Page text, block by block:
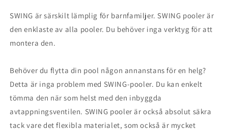
SWING är särskilt lämplig för barnfamiljer. SWING pooler är
den enklaste av alla pooler. Du behöver inga verktyg för att
montera den.
Behöver du flytta din pool någon annanstans för en helg?
Detta är inga problem med SWING-pooler. Du kan enkelt
tömma den när som helst med den inbyggda
avtappningsventilen. SWING pooler är också absolut säkra
tack vare det flexibla materialet, som också är mycket